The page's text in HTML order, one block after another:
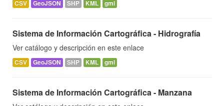
CSV GeoJSON SHP KML gml
Sistema de Información Cartográfica - Hidrografía
Ver catálogo y descripción en este enlace
CSV GeoJSON SHP KML gml
Sistema de Información Cartográfica - Manzana